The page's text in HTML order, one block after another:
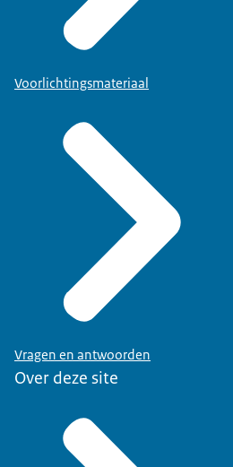
Voorlichtingsmateriaal
Vragen en antwoorden
Over deze site